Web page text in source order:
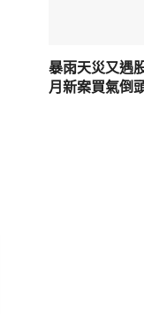
暴雨天災又遇
月新案買氣倒